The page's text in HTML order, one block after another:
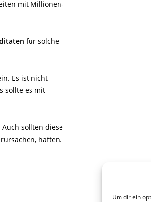
Um dir ein
mit Millionen-
für solche
Es ist nicht
sollte es mit
sollten diese
haften.